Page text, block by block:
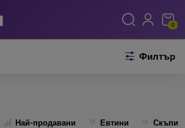
0
Филтър
Най-продавани Евтини Скъпи